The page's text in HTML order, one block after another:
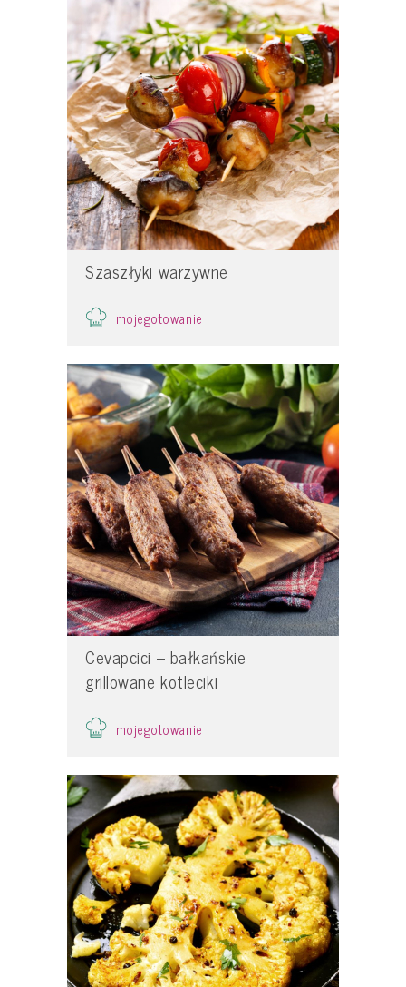
Szaszłyki warzywne
mojegotowanie
Cevapcici – bałkańskie
grillowane kotleciki
mojegotowanie